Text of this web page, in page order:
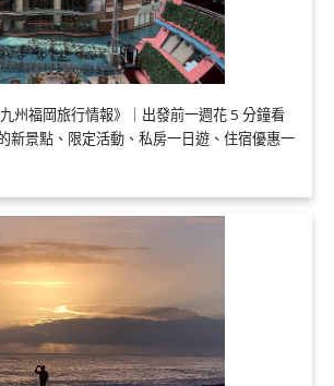
州福岡旅行情報》｜出發前一週花 5 分鐘看
新景點、限定活動、私房一日遊、住宿優惠一